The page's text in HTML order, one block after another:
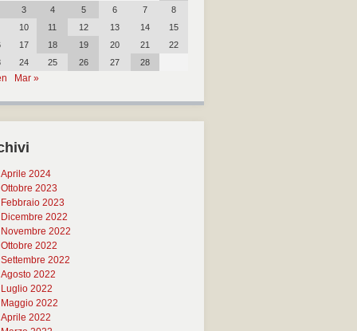
3 4 5 6 7
8
10 11 12 13 14
15
17 18 19 20 21
22
24 25 26 27 28
Mar »
Aprile 2024
Ottobre 2023
Febbraio 2023
Dicembre 2022
Novembre 2022
Ottobre 2022
Settembre 2022
Agosto 2022
Luglio 2022
Maggio 2022
Aprile 2022